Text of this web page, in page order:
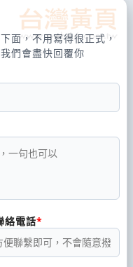
面，不用寫得很正式，
們會盡快回覆你
絡電話